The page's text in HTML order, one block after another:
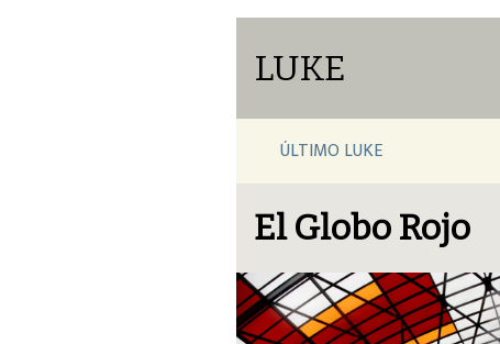
LUKE
ÚLTIMO LUKE
El Globo Rojo